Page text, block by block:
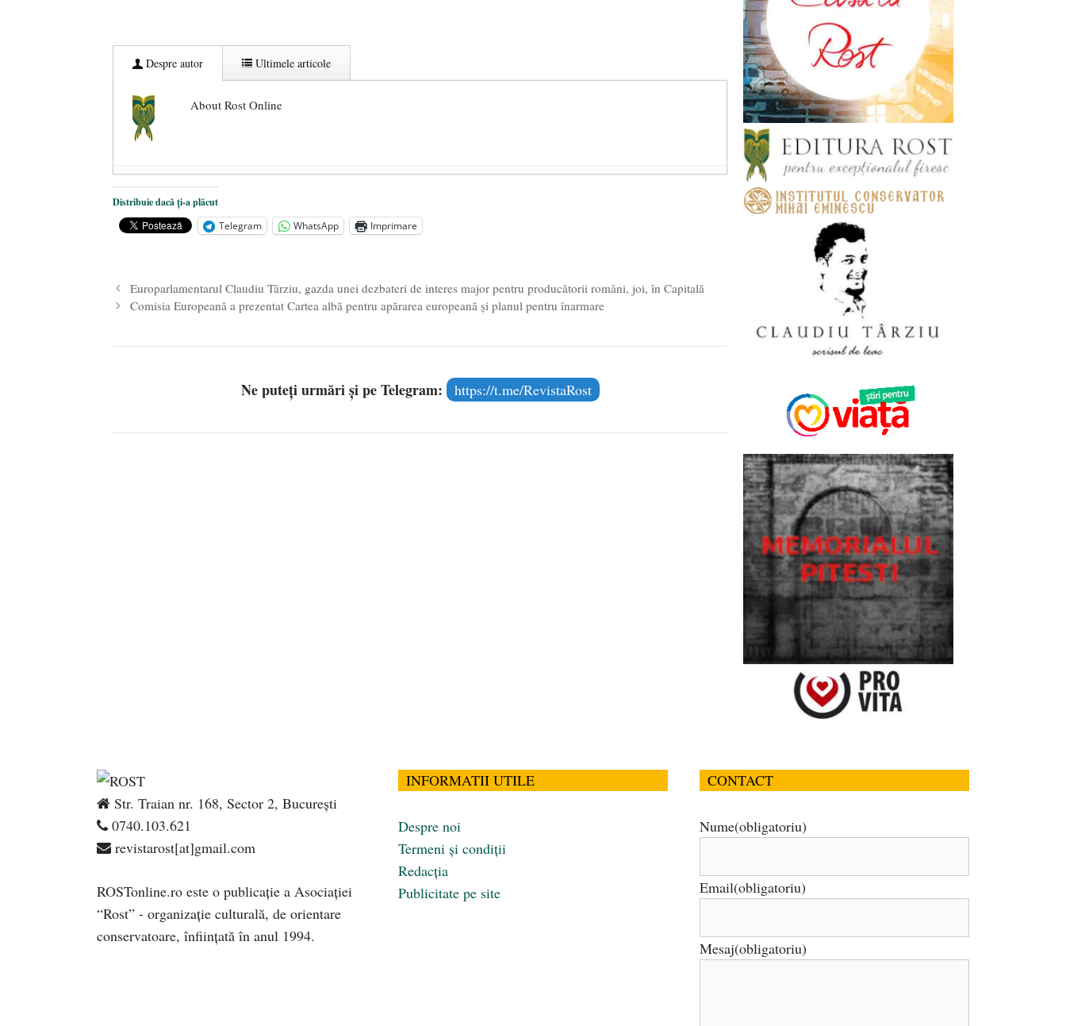
Despre autor Ultimele articole
About Rost Online
Dezvăluiri cutremurătoare despre președintele Ucrainei, Volodymyr Zelensky
Statul care servește Națiunea - 21 aprilie 2026
Legea Vexler produce efecte. Bustul poetului Octavian Goga, înlăturat din Iași
Distribuie dacă ți-a plăcut
Telegram
WhatsApp Imprimare
Europarlamentarul Claudiu Târziu, gazda unei dezbateri de interes major pentru producătorii români, joi, în Capitală
Comisia Europeană a prezentat Cartea albă pentru apărarea europeană și planul pentru înarmare
Ne puteți urmări și pe Telegram: https://t.me/RevistaRost
Str. Traian nr. 168, Sector 2, București
0740.103.621
revistarost[at]gmail.com
ROSTonline.ro este o publicaţie a Asociaţiei
“Rost” - organizaţie culturală, de orientare
conservatoare, înfiinţată în anul 1994.
INFORMATII UTILE
Despre noi
Termeni și condiții
Redacția
Publicitate pe site
CONTACT
Nume(obligatoriu)
Email(obligatoriu)
Mesaj(obligatoriu)